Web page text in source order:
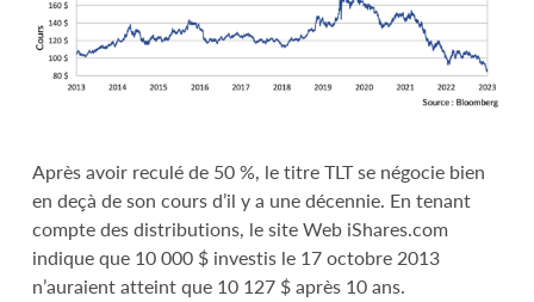
Après avoir reculé de 50 %, le titre TLT se négocie bien
en deçà de son cours d’il y a une décennie. En tenant
compte des distributions, le site Web iShares.com
indique que 10 000 $ investis le 17 octobre 2013
n’auraient atteint que 10 127 $ après 10 ans.